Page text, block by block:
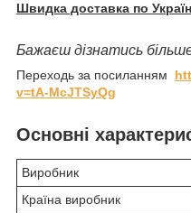
Швидка доставка по
Бажаєш дізнатись
Переходь за посиланням
v=tA-McJTSyQg
Основні
Виробник
Країна виробник